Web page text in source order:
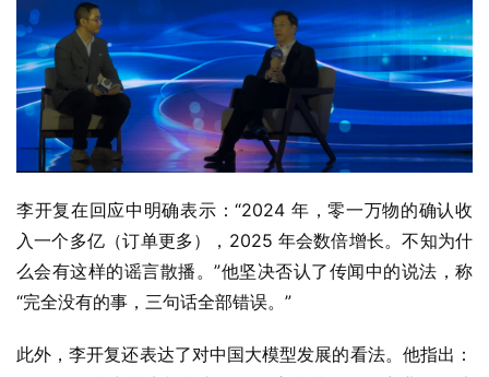
李开复在回应中明确表示：“2024 年，零一万物的确认收
入一个多亿（订单更多），2025 年会数倍增长。不知为什
么会有这样的谣言散播。”他坚决否认了传闻中的说法，称
“完全没有的事，三句话全部错误。”
此外，李开复还表达了对中国大模型发展的看法。他指出：